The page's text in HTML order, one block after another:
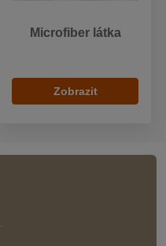
Microfiber látka
Zobrazit